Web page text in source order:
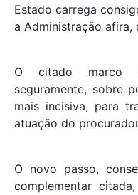
Estado carrega
a Administração
O citado marco
seguramente, sobre
mais incisiva, para
atuação do
O novo passo,
complementar